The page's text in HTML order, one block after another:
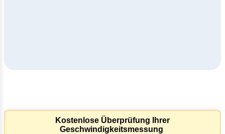
Kostenlose Überprüfung Ihrer
Geschwindigkeitsmessung